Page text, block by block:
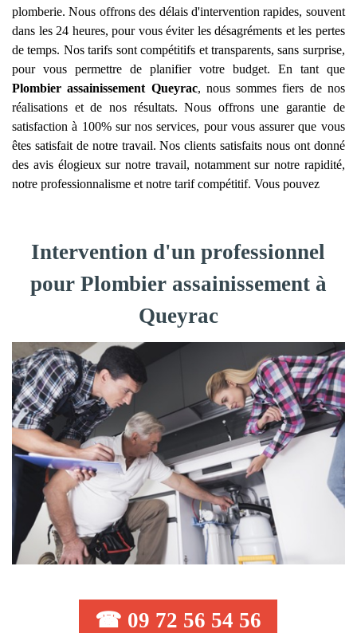
plomberie. Nous offrons des délais d'intervention rapides, souvent
dans les 24 heures, pour vous éviter les désagréments et les pertes
de temps. Nos tarifs sont compétitifs et transparents, sans surprise,
pour vous permettre de planifier votre budget. En tant que
Plombier assainissement Queyrac, nous sommes fiers de nos
réalisations et de nos résultats. Nous offrons une garantie de
satisfaction à 100% sur nos services, pour vous assurer que vous
êtes satisfait de notre travail. Nos clients satisfaits nous ont donné
des avis élogieux sur notre travail, notamment sur notre rapidité,
notre professionnalisme et notre tarif compétitif. Vous pouvez
Intervention d'un professionnel
pour Plombier assainissement à
Queyrac
☎ 09 72 56 54 56